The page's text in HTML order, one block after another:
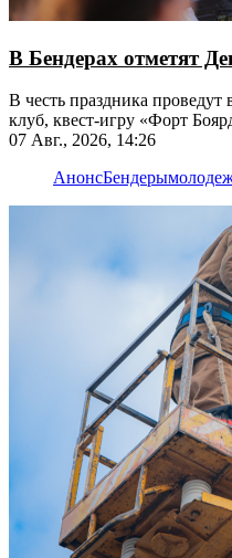
В Бендерах отметят
В честь праздника
клуб, квест-игру «Форт
07 Авг., 2026, 14:26
АнонсБендеры